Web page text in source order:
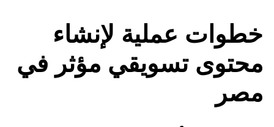
خطوات عملية لإنشاء
محتوى تسويقي مؤثر في
مصر